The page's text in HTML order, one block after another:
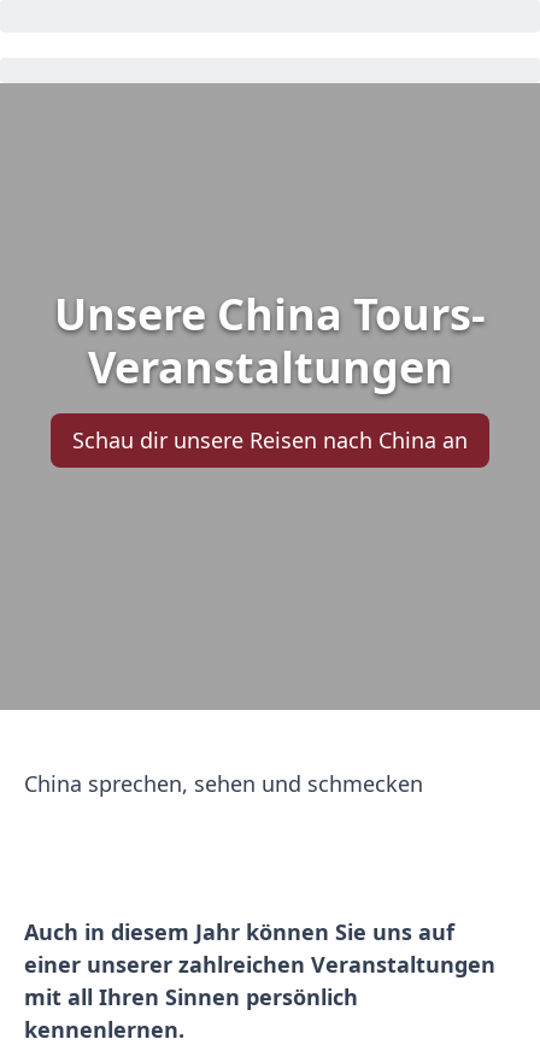
Unsere China Tours-
Veranstaltungen
Schau dir unsere Reisen nach China an
China sprechen, sehen und schmecken
Auch in diesem Jahr können Sie uns auf
einer unserer zahlreichen Veranstaltungen
mit all Ihren Sinnen persönlich
kennenlernen.